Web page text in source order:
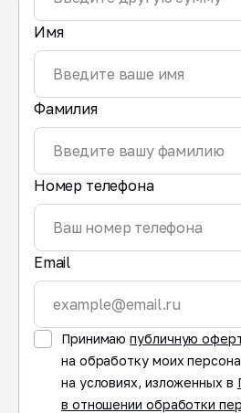
Имя
Фамилия
Номер телефона
Email
Принимаюпубличную
на обработку моих
на условиях, изложенных в
в отношении обработки